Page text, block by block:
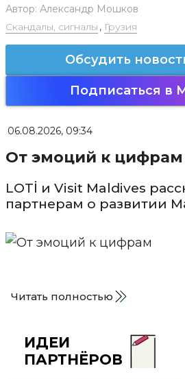
Автор: Александр Мошков
Скандалы, сигналы , Грузия
Обсудить
Подписаться в
06.08.2026, 09:34
От эмоций к цифрам
LOTİ и Visit Maldives
партнерам о развитии
Читать полностью
ИДЕИ
ПАРТНЁРОВ